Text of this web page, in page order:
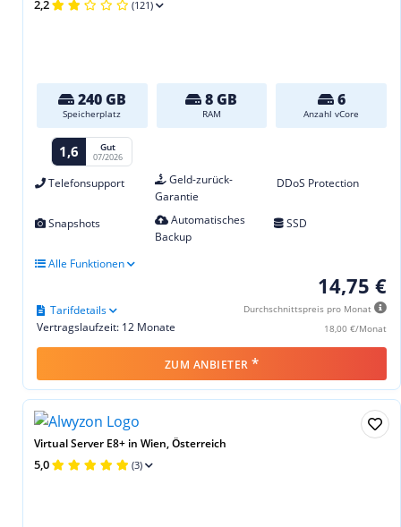
2,2 (121)
240 GB
Speicherplatz
8 GB
RAM
6
Anzahl vCore
1,6 Gut
07/2026
Telefonsupport
Geld-zurück-
Garantie
DDoS Protection
Snapshots
Automatisches
Backup
SSD
Alle Funktionen
14,75 €
Durchschnittspreis pro Monat
18,00 €/Monat
Vertragslaufzeit: 12 Monate
Tarifdetails
ZUM ANBIETER *
Virtual Server E8+ in Wien, Österreich
5,0 (3)